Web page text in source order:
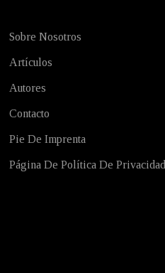
Sobre Nosotros
Artículos
Autores
Contacto
Pie De Imprenta
Página De Política De Privacidad